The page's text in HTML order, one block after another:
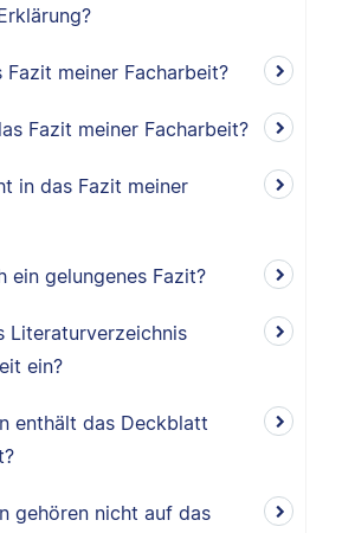
meiner Facharbeit?
Fazit meiner Facharbeit?
in das Fazit meiner
ein gelungenes Fazit?
Literaturverzeichnis
ein?
enthält das Deckblatt
gehören nicht auf das